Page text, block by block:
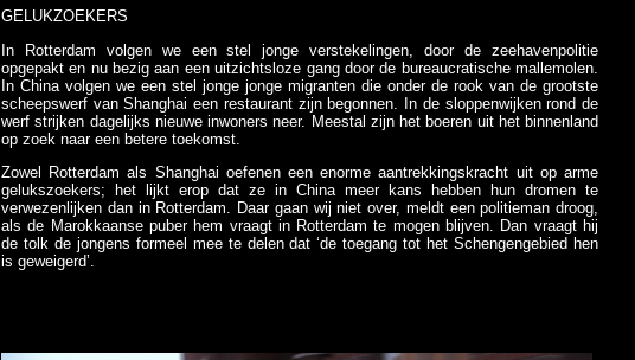
GELUKZOEKERS
In Rotterdam volgen we een stel jonge verstekelingen, door de zeehavenpolitie
opgepakt en nu bezig aan een uitzichtsloze gang door de bureaucratische mallemolen.
In China volgen we een stel jonge jonge migranten die onder de rook van de grootste
scheepswerf van Shanghai een restaurant zijn begonnen. In de sloppenwijken rond de
werf strijken dagelijks nieuwe inwoners neer. Meestal zijn het boeren uit het binnenland
op zoek naar een betere toekomst.
Zowel Rotterdam als Shanghai oefenen een enorme aantrekkingskracht uit op arme
gelukszoekers; het lijkt erop dat ze in China meer kans hebben hun dromen te
verwezenlijken dan in Rotterdam. Daar gaan wij niet over, meldt een politieman droog,
als de Marokkaanse puber hem vraagt in Rotterdam te mogen blijven. Dan vraagt hij
de tolk de jongens formeel mee te delen dat ‘de toegang tot het Schengengebied hen
is geweigerd’.